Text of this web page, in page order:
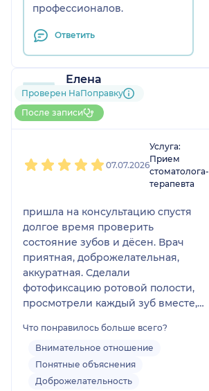
профессионалов.
Ответить
Елена
71 отзыв
Больше 100 записей через
НаПоправку
Проверен НаПоправку
После записи
07.07.2026
Услуга:
Прием
стоматолога-
терапевта
пришла на консультацию спустя
долгое время проверить
состояние зубов и дёсен. Врач
приятная, доброжелательная,
аккуратная. Сделали
фотофиксацию ротовой полости,
просмотрели каждый зуб вместе,
Что понравилось больше всего?
Внимательное отношение
Понятные объяснения
Доброжелательность